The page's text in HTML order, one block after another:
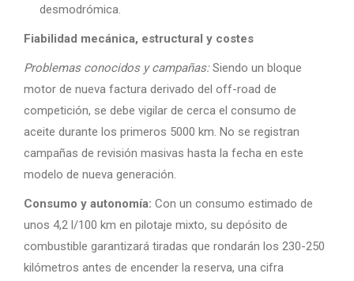
desmodrómica.
Fiabilidad mecánica, estructural y costes
Problemas conocidos y campañas:Siendo un bloque
motor de nueva factura derivado del off-road de
competición, se debe vigilar de cerca el consumo de
aceite durante los primeros 5000 km. No se registran
campañas de revisión masivas hasta la fecha en este
modelo de nueva generación.
Consumo y autonomía: Con un consumo estimado de
unos 4,2 l/100 km en pilotaje mixto, su depósito de
combustible garantizará tiradas que rondarán los 230-250
kilómetros antes de encender la reserva, una cifra